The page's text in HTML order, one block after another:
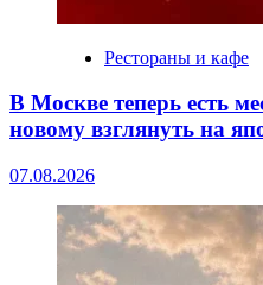
Рестораны и кафе
В Москве теперь есть
новому взглянуть на
07.08.2026